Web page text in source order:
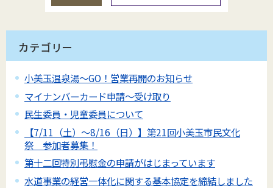
カテゴリー
小美玉温泉湯～GO！営業再開のお知らせ
マイナンバーカード申請～受け取り
民生委員・児童委員について
【7/11（土）～8/16（日）】第21回小美玉市民文化
祭 参加者募集！
第十二回特別弔慰金の申請がはじまっています
水道事業の経営一体化に関する基本協定を締結しました